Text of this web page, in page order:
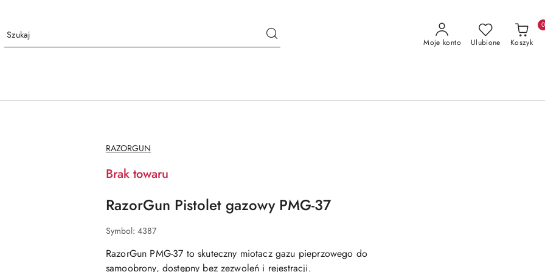
Moje konto Ulubione Koszyk
0
NAZWA
PRODUCENTA:
RAZORGUN
Brak towaru
RazorGun Pistolet gazowy PMG-37
Symbol: 4387
RazorGun PMG-37 to skuteczny miotacz gazu pieprzowego do
samoobrony, dostępny bez zezwoleń i rejestracji.